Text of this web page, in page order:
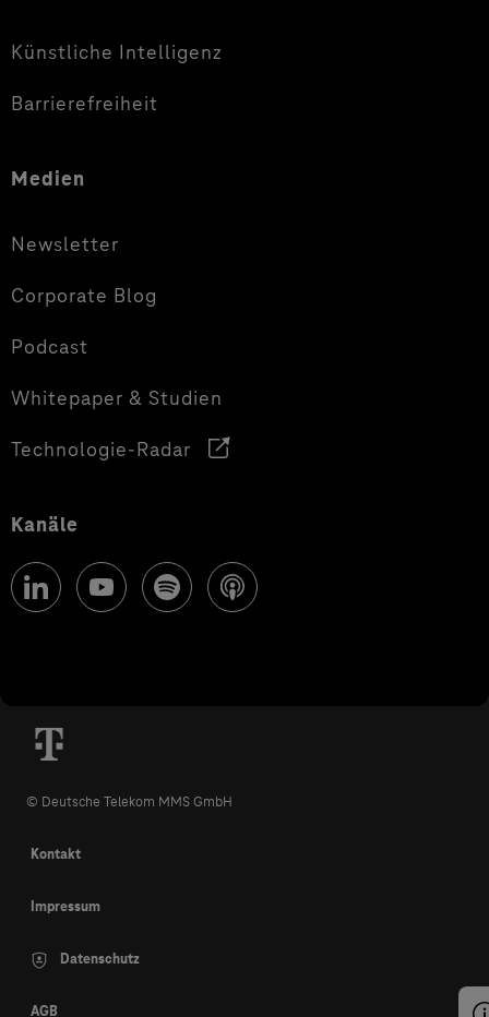
Künstliche Intelligenz
Barrierefreiheit
Medien
Newsletter
Corporate Blog
Podcast
Whitepaper & Studien
Technologie-Radar
Kanäle
© Deutsche Telekom MMS GmbH
Kontakt
Impressum
Datenschutz
AGB